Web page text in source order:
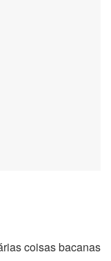
coisas bacanas